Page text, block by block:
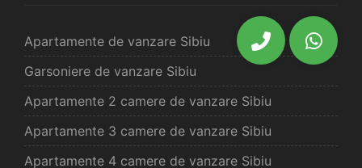
Apartamente de vanzare Sibiu
Garsoniere de vanzare Sibiu
Apartamente 2 camere de vanzare Sibiu
Apartamente 3 camere de vanzare Sibiu
Apartamente 4 camere de vanzare Sibiu